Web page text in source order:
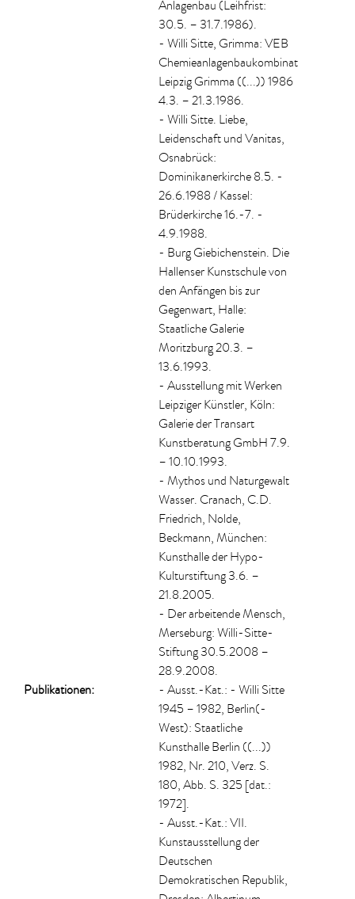
Anlagenbau (Leihfrist:
30.5. – 31.7.1986).
- Willi Sitte, Grimma: VEB
Chemieanlagenbaukombinat
Leipzig Grimma ((...)) 1986
4.3. – 21.3.1986.
- Willi Sitte. Liebe,
Leidenschaft und Vanitas,
Osnabrück:
Dominikanerkirche 8.5. -
26.6.1988 / Kassel:
Brüderkirche 16.-7. -
4.9.1988.
- Burg Giebichenstein. Die
Hallenser Kunstschule von
den Anfängen bis zur
Gegenwart, Halle:
Staatliche Galerie
Moritzburg 20.3. –
13.6.1993.
- Ausstellung mit Werken
Leipziger Künstler, Köln:
Galerie der Transart
Kunstberatung GmbH 7.9.
– 10.10.1993.
- Mythos und Naturgewalt
Wasser. Cranach, C.D.
Friedrich, Nolde,
Beckmann, München:
Kunsthalle der Hypo-
Kulturstiftung 3.6. –
21.8.2005.
- Der arbeitende Mensch,
Merseburg: Willi-Sitte-
Stiftung 30.5.2008 –
28.9.2008.
Publikationen:
- Ausst.-Kat.: - Willi Sitte
1945 – 1982, Berlin(-
West): Staatliche
Kunsthalle Berlin ((...))
1982, Nr. 210, Verz. S.
180, Abb. S. 325 [dat.:
1972].
- Ausst.-Kat.: VII.
Kunstausstellung der
Deutschen
Demokratischen Republik,